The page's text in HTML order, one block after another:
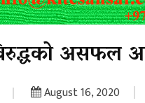
असफल
August 16, 2020